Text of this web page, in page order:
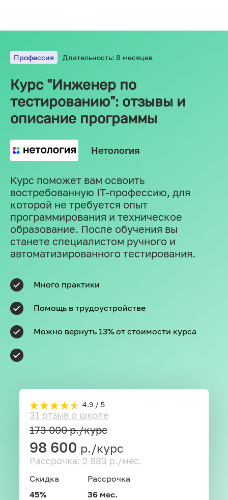
Профессия Длительность: 8 месяцев
Курс "Инженер по
тестированию": отзывы и
описание программы
Нетология
Курс поможет вам освоить
востребованную IT-профессию, для
которой не требуется опыт
программирования и техническое
образование. После обучения вы
станете специалистом ручного и
автоматизированного тестирования.
Много практики
Помощь в трудоустройстве
Можно вернуть 13% от стоимости курса
4.9 / 5
31 отзыв о школе
173 000р./курс
98 600 р./курс
Рассрочка: 2 883 р./мес.
Скидка
45%
Рассрочка
36 мес.